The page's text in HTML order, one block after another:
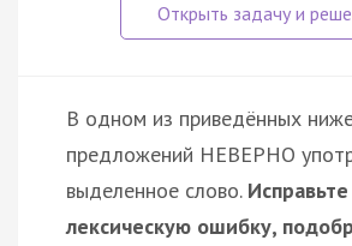
В одном из приведённых
предложений НЕВЕРНО
выделенное слово. Исправьте
лексическую ошибку,